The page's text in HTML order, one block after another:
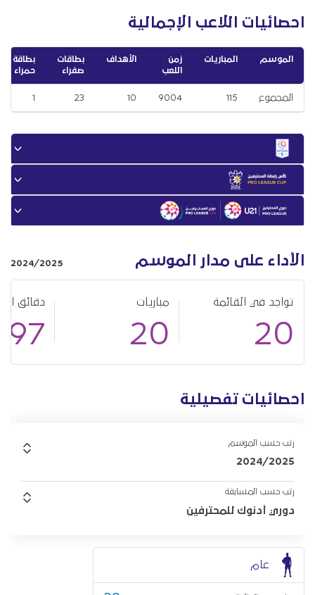
احصائيات اللاعب الإجمالية
الموسم المباريات
زمن
اللعب
الأهداف
بطاقات
صفراء
بطاقة
حمراء
المجموع 115
9004
10
23
1
الأداء على مدار الموسم 2024/2025
تواجد في القائمة
20
مباريات
20
دقائق
احصائيات تفصيلية
رتب حسب الموسم
2024/2025
رتب حسب المسابقة
دوري أدنوك للمحترفين
عام